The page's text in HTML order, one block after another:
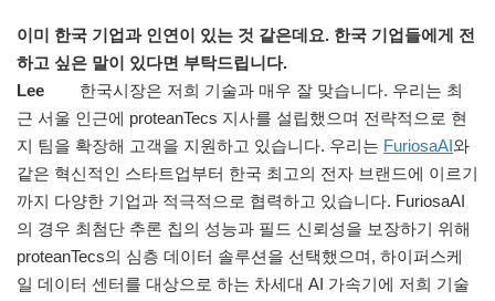
이미 한국 기업과 인연이 있는 것 같은데요. 한국 기업들에게 전
하고 싶은 말이 있다면 부탁드립니다.
Lee 한국시장은 저희 기술과 매우 잘 맞습니다. 우리는 최
근 서울 인근에 proteanTecs 지사를 설립했으며 전략적으로 현
지 팀을 확장해 고객을 지원하고 있습니다. 우리는 FuriosaAI와
같은 혁신적인 스타트업부터 한국 최고의 전자 브랜드에 이르기
까지 다양한 기업과 적극적으로 협력하고 있습니다. FuriosaAI
의 경우 최첨단 추론 칩의 성능과 필드 신뢰성을 보장하기 위해
proteanTecs의 심층 데이터 솔루션을 선택했으며, 하이퍼스케
일 데이터 센터를 대상으로 하는 차세대 AI 가속기에 저희 기술